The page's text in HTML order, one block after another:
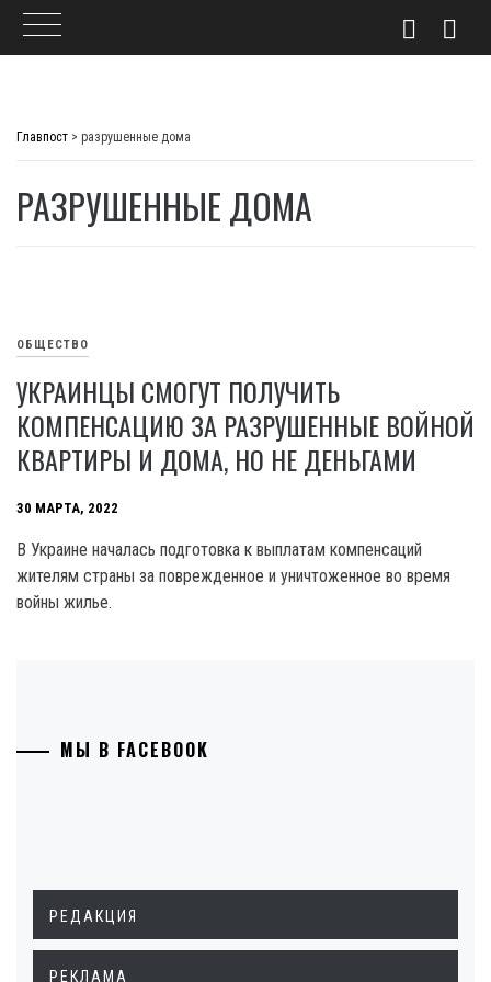
Главпост > разрушенные дома
РАЗРУШЕННЫЕ ДОМА
ОБЩЕСТВО
УКРАИНЦЫ СМОГУТ ПОЛУЧИТЬ
КОМПЕНСАЦИЮ ЗА РАЗРУШЕННЫЕ ВОЙНОЙ
КВАРТИРЫ И ДОМА, НО НЕ ДЕНЬГАМИ
30 МАРТА, 2022
В Украине началась подготовка к выплатам компенсаций
жителям страны за поврежденное и уничтоженное во время
войны жилье.
МЫ В FACEBOOK
РЕДАКЦИЯ
РЕКЛАМА